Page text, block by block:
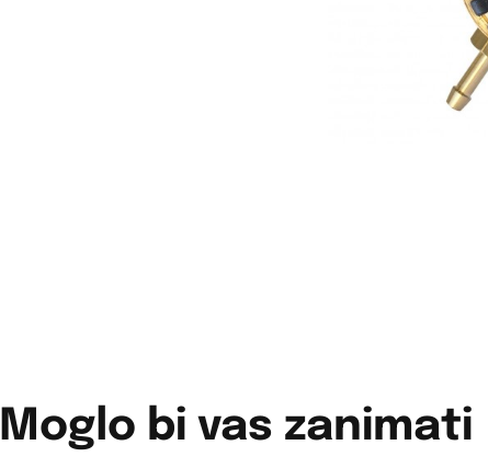
Moglo bi vas zanimati